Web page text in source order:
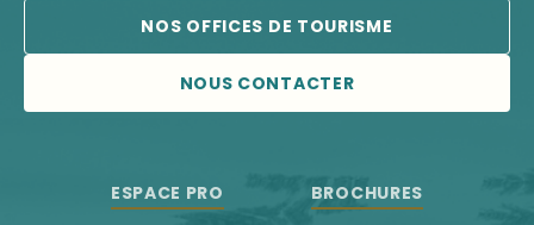
NOS OFFICES DE TOURISME
NOUS CONTACTER
ESPACE PRO BROCHURES